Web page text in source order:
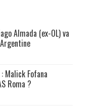
Almada (ex-OL) va
Malick Fofana
Roma ?